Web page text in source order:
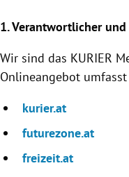
1. Verantwortlicher
Wir sind das KURIER
Onlineangebot
kurier.at
futurezone.at
freizeit.at